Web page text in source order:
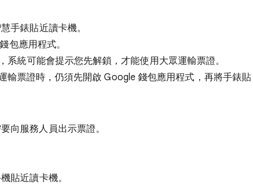
手錶貼近讀卡機。
包應用程式。
系統可能會提示您先解鎖，才能使用大眾運輸票證。
輸票證時，仍須先開啟 Google 錢包應用程式，再將手錶貼
向服務人員出示票證。
貼近讀卡機。